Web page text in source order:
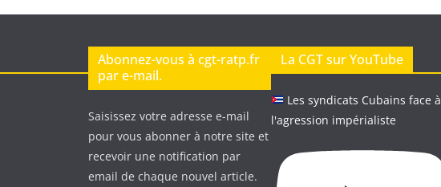
Abonnez-vous à cgt-ratp.fr
par e-mail.
Saisissez votre adresse e-mail
pour vous abonner à notre site et
recevoir une notification par
email de chaque nouvel article.
La CGT sur YouTube
Les syndicats Cubains face à
l'agression impérialiste